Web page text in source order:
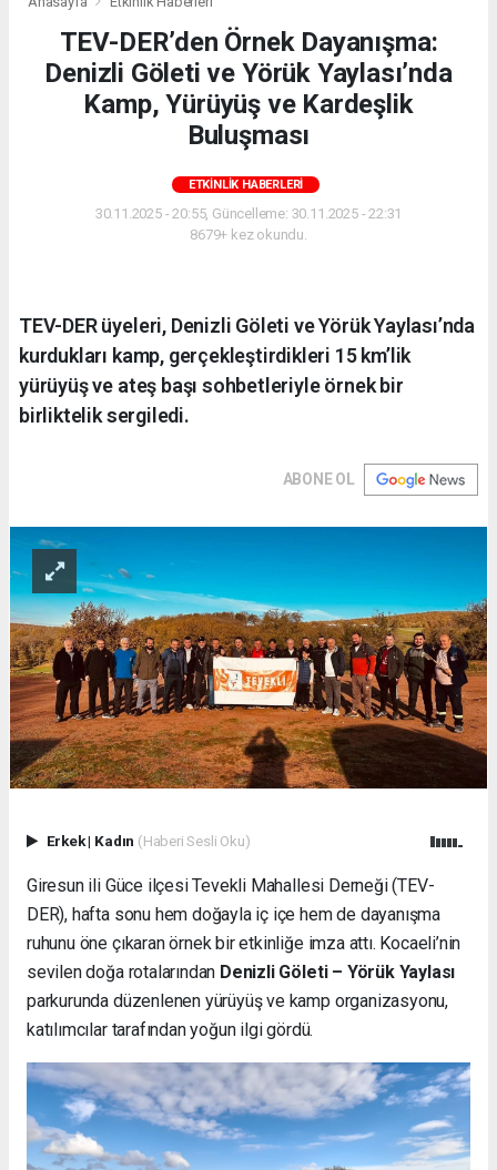
TEV-DER’den Örnek Dayanışma:
Denizli Göleti ve Yörük Yaylası’nda
Kamp, Yürüyüş ve Kardeşlik
Buluşması
ETKINLIK HABERLERI
30.11.2025 - 20:55, Güncelleme: 30.11.2025 - 22:31
8679+ kez okundu.
TEV-DER üyeleri, Denizli Göleti ve Yörük Yaylası’nda
kurdukları kamp, gerçekleştirdikleri 15 km’lik
yürüyüş ve ateş başı sohbetleriyle örnek bir
birliktelik sergiledi.
ABONE OL
Erkek| Kadın (Haberi Sesli Oku)
Giresun ili Güce ilçesi Tevekli Mahallesi Derneği (TEV-
DER), hafta sonu hem doğayla iç içe hem de dayanışma
ruhunu öne çıkaran örnek bir etkinliğe imza attı. Kocaeli’nin
sevilen doğa rotalarından Denizli Göleti – Yörük Yaylası
parkurunda düzenlenen yürüyüş ve kamp organizasyonu,
katılımcılar tarafından yoğun ilgi gördü.